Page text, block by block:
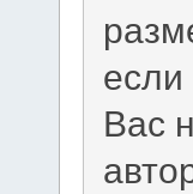
если
Вас